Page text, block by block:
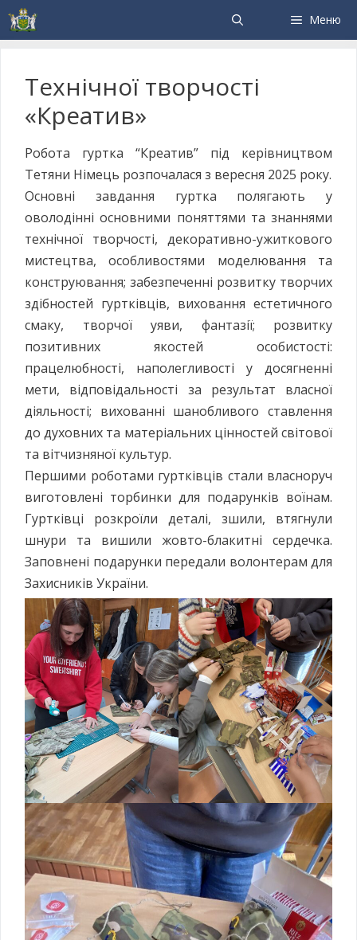
Меню
Технічної творчості
«Креатив»
Робота гуртка “Креатив” під керівництвом
Тетяни Німець розпочалася з вересня 2025 року.
Основні завдання гуртка полягають у
оволодінні основними поняттями та знаннями
технічної творчості, декоративно-ужиткового
мистецтва, особливостями моделювання та
конструювання; забезпеченні розвитку творчих
здібностей гуртківців, виховання естетичного
смаку, творчої уяви, фантазії; розвитку
позитивних якостей особистості:
працелюбності, наполегливості у досягненні
мети, відповідальності за результат власної
діяльності; вихованні шанобливого ставлення
до духовних та матеріальних цінностей світової
та вітчизняної культур.
Першими роботами гуртківців стали власноруч
виготовлені торбинки для подарунків воїнам.
Гуртківці розкроїли деталі, зшили, втягнули
шнури та вишили жовто-блакитні сердечка.
Заповнені подарунки передали волонтерам для
Захисників України.